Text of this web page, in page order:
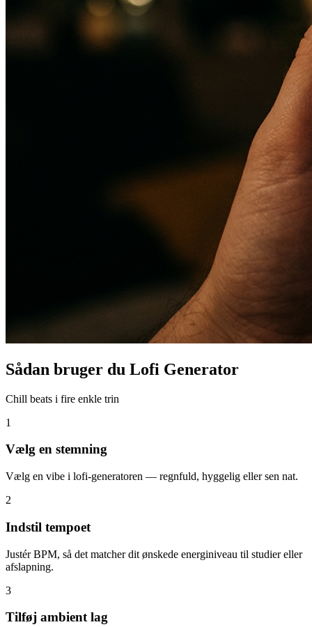
Sådan bruger du Lofi Generator
Chill beats i fire enkle trin
1
Vælg en stemning
Vælg en vibe i lofi-generatoren — regnfuld, hyggelig eller sen nat.
2
Indstil tempoet
Justér BPM, så det matcher dit ønskede energiniveau til studier eller
afslapning.
3
Tilføj ambient lag